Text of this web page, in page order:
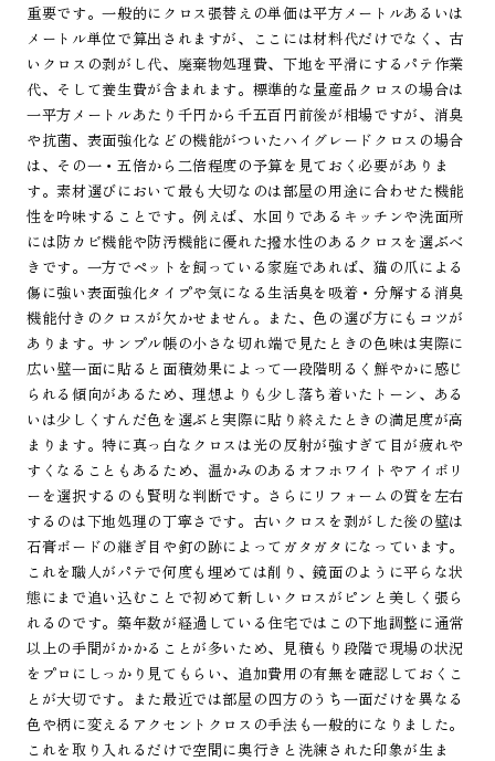
重要です。一般的にクロス張替えの単価は平方メートルあるいは
メートル単位で算出されますが、ここには材料代だけでなく、古
いクロスの剥がし代、廃棄物処理費、下地を平滑にするパテ作業
代、そして養生費が含まれます。標準的な量産品クロスの場合は
一平方メートルあたり千円から千五百円前後が相場ですが、消臭
や抗菌、表面強化などの機能がついたハイグレードクロスの場合
は、その一・五倍から二倍程度の予算を見ておく必要がありま
す。素材選びにおいて最も大切なのは部屋の用途に合わせた機能
性を吟味することです。例えば、水回りであるキッチンや洗面所
には防カビ機能や防汚機能に優れた撥水性のあるクロスを選ぶべ
きです。一方でペットを飼っている家庭であれば、猫の爪による
傷に強い表面強化タイプや気になる生活臭を吸着・分解する消臭
機能付きのクロスが欠かせません。また、色の選び方にもコツが
あります。サンプル帳の小さな切れ端で見たときの色味は実際に
広い壁一面に貼ると面積効果によって一段階明るく鮮やかに感じ
られる傾向があるため、理想よりも少し落ち着いたトーン、ある
いは少しくすんだ色を選ぶと実際に貼り終えたときの満足度が高
まります。特に真っ白なクロスは光の反射が強すぎて目が疲れや
すくなることもあるため、温かみのあるオフホワイトやアイボリ
ーを選択するのも賢明な判断です。さらにリフォームの質を左右
するのは下地処理の丁寧さです。古いクロスを剥がした後の壁は
石膏ボードの継ぎ目や釘の跡によってガタガタになっています。
これを職人がパテで何度も埋めては削り、鏡面のように平らな状
態にまで追い込むことで初めて新しいクロスがピンと美しく張ら
れるのです。築年数が経過している住宅ではこの下地調整に通常
以上の手間がかかることが多いため、見積もり段階で現場の状況
をプロにしっかり見てもらい、追加費用の有無を確認しておくこ
とが大切です。また最近では部屋の四方のうち一面だけを異なる
色や柄に変えるアクセントクロスの手法も一般的になりました。
これを取り入れるだけで空間に奥行きと洗練された印象が生ま